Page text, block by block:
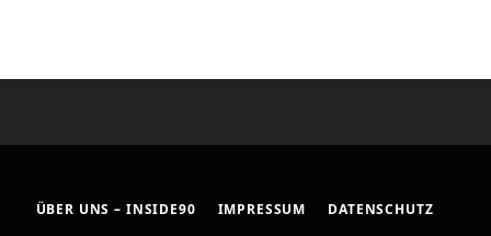
ÜBER UNS – INSIDE90 IMPRESSUM
DATENSCHUTZ